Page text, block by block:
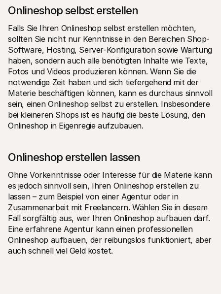
Onlineshop selbst erstellen
Falls Sie Ihren Onlineshop selbst erstellen möchten,
sollten Sie nicht nur Kenntnisse in den Bereichen Shop-
Software, Hosting, Server-Konfiguration sowie Wartung
haben, sondern auch alle benötigten Inhalte wie Texte,
Fotos und Videos produzieren können. Wenn Sie die
notwendige Zeit haben und sich tiefergehend mit der
Materie beschäftigen können, kann es durchaus sinnvoll
sein, einen Onlineshop selbst zu erstellen. Insbesondere
bei kleineren Shops ist es häufig die beste Lösung, den
Onlineshop in Eigenregie aufzubauen.
Onlineshop erstellen lassen
Ohne Vorkenntnisse oder Interesse für die Materie kann
es jedoch sinnvoll sein, Ihren Onlineshop erstellen zu
lassen – zum Beispiel von einer Agentur oder in
Zusammenarbeit mit Freelancern. Wählen Sie in diesem
Fall sorgfältig aus, wer Ihren Onlineshop aufbauen darf.
Eine erfahrene Agentur kann einen professionellen
Onlineshop aufbauen, der reibungslos funktioniert, aber
auch schnell viel Geld kostet.